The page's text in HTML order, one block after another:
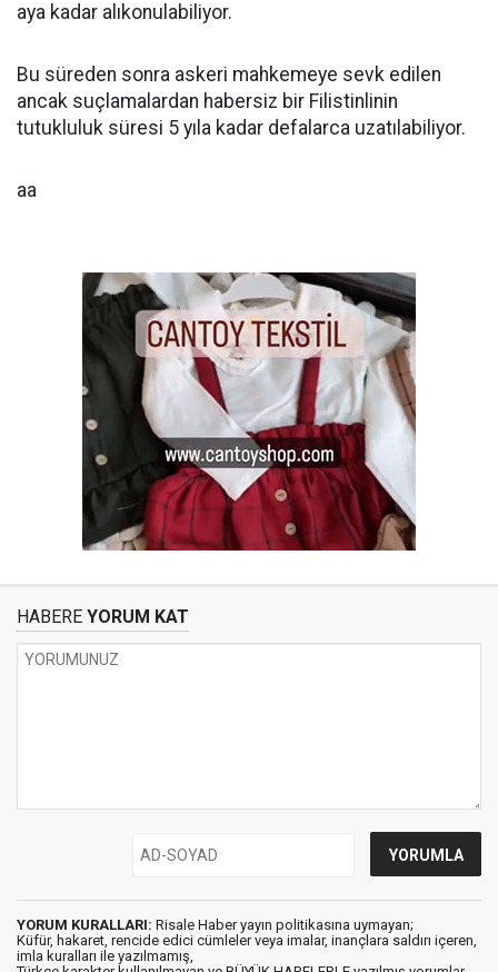
aya kadar alıkonulabiliyor.
Bu süreden sonra askeri mahkemeye sevk edilen
ancak suçlamalardan habersiz bir Filistinlinin
tutukluluk süresi 5 yıla kadar defalarca uzatılabiliyor.
aa
HABERE YORUM KAT
YORUM KURALLARI: Risale Haber yayın politikasına uymayan;
Küfür, hakaret, rencide edici cümleler veya imalar, inançlara saldırı içeren,
imla kuralları ile yazılmamış,